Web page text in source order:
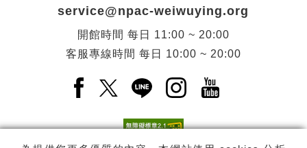
service@npac-weiwuying.org
開館時間 每日
11:00 ~ 20:00
客服專線時間 每日 10:00 ~ 20:00
Facebook(另開新視窗)
X(另開新視窗)
LINE(另開新視窗)
Instagram(另開新視
YouTube(另開